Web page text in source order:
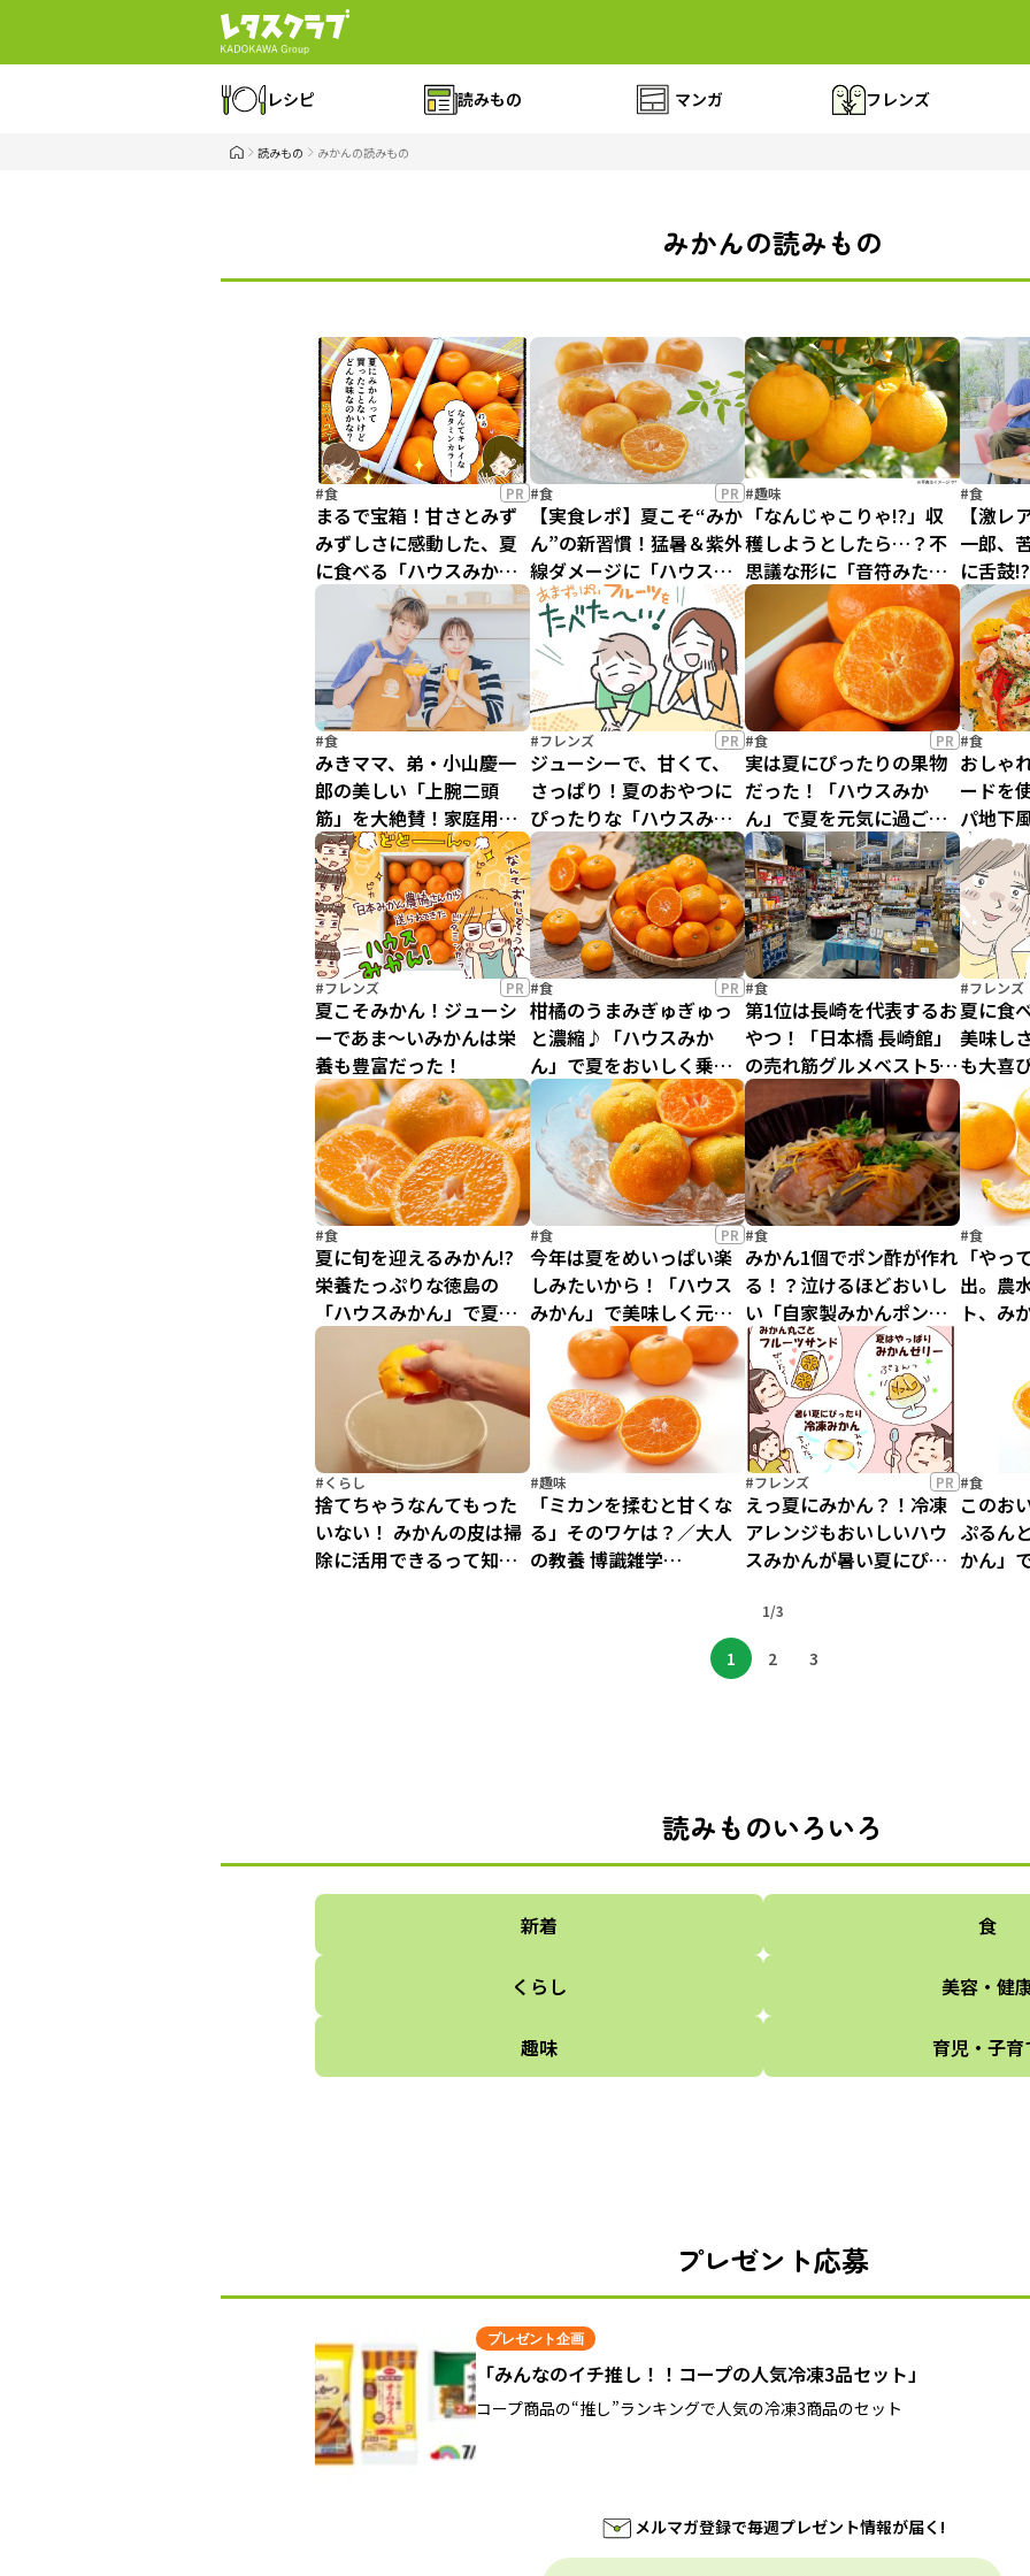
レシピ 読みもの マンガ フレンズ
読みもの みかんの読みもの
みかんの読みもの
PR
#食
まるで宝箱！甘さとみず
みずしさに感動した、夏
に食べる「ハウスみか
ん」の魅力
PR
#食
【実食レポ】夏こそ“みか
ん”の新習慣！猛暑＆紫外
線ダメージに「ハウスみ
かん」が最強なワケ
#趣味
「なんじゃこりゃ!?」収
穫しようとしたら…？不
思議な形に「音符みた
い」「前世は音楽家？」
#食
【激レ
一郎、
に舌鼓
の“幸
反応は
#食
みきママ、弟・小山慶一
郎の美しい「上腕二頭
筋」を大絶賛！家庭用か
き氷機でまさかの事態に
PR
#フレンズ
ジューシーで、甘くて、
さっぱり！夏のおやつに
ぴったりな「ハウスみか
ん」が最高すぎた
PR
#食
実は夏にぴったりの果物
だった！「ハウスみか
ん」で夏を元気に過ごそ
う
#食
おしゃ
ードを
パ地下
PR
#フレンズ
夏こそみかん！ジューシ
ーであま～いみかんは栄
養も豊富だった！
PR
#食
柑橘のうまみぎゅぎゅっ
と濃縮♪「ハウスみか
ん」で夏をおいしく乗り
切ろう！
#食
第1位は長崎を代表するお
やつ！「日本橋 長崎館」
の売れ筋グルメベスト5を
調査してみた！
#フレンズ
夏に食
美味し
も大喜
#食
夏に旬を迎えるみかん!?
栄養たっぷりな徳島の
「ハウスみかん」で夏バ
テ防止！
PR
#食
今年は夏をめいっぱい楽
しみたいから！「ハウス
みかん」で美味しく元気
をチャージ
#食
みかん1個でポン酢が作れ
る！？泣けるほどおいし
い「自家製みかんポン
酢」の作り方
#食
「やっ
出。農
ト、み
#くらし
捨てちゃうなんてもった
いない！ みかんの皮は掃
除に活用できるって知っ
#趣味
「ミカンを揉むと甘くな
る」そのワケは？／大人
の教養 博識雑学
PR
#フレンズ
えっ夏にみかん？！冷凍
アレンジもおいしいハウ
スみかんが暑い夏にぴっ
#食
このお
ぷるん
かん」
1/3
1 2 3
読みものいろいろ
新着 食
くらし 美容・健
趣味 育児・子育
プレゼント応募
プレゼント企画
「みんなのイチ推し！！コープの人気冷凍3品セット」
コープ商品の“推し”ランキングで人気の冷凍3商品のセット
メルマガ登録で毎週プレゼント情報が届く!